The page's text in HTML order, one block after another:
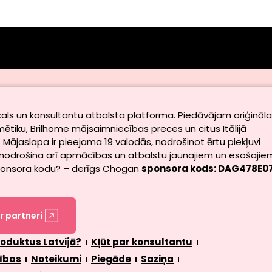
un konsultantu atbalsta platforma. Piedāvājam
Brilhome mājsaimniecības preces un citus Itālijā
ir pieejama 19 valodās, nodrošinot ērtu piekļuvi
arī apmācības un atbalstu jaunajiem un
kodu? – derīgs Chogansponsora kods:
partneri
Latvijā?
Kļūt par konsultantu
Noteikumi Piegāde
Saziņa